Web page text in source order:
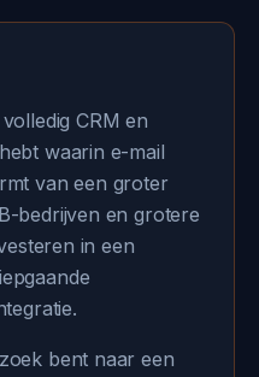
CRM en
waarin e-mail
van een groter
bedrijven en grotere
in een
bent naar een